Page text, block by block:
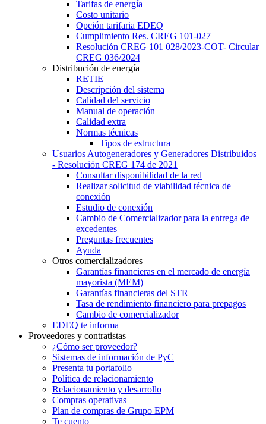
Tarifas de energía
Costo unitario
Opción tarifaria EDEQ
Cumplimiento Res. CREG 101-027
Resolución CREG 101 028/2023-COT- Circular
CREG 036/2024
Distribución de energía
RETIE
Descripción del sistema
Calidad del servicio
Manual de operación
Calidad extra
Normas técnicas
Tipos de estructura
Usuarios Autogeneradores y Generadores Distribuidos
- Resolución CREG 174 de 2021
Consultar disponibilidad de la red
Realizar solicitud de viabilidad técnica de
conexión
Estudio de conexión
Cambio de Comercializador para la entrega de
excedentes
Preguntas frecuentes
Ayuda
Otros comercializadores
Garantías financieras en el mercado de energía
mayorista (MEM)
Garantías financieras del STR
Tasa de rendimiento financiero para prepagos
Cambio de comercializador
EDEQ te informa
Proveedores y contratistas
¿Cómo ser proveedor?
Sistemas de información de PyC
Presenta tu portafolio
Política de relacionamiento
Relacionamiento y desarrollo
Compras operativas
Plan de compras de Grupo EPM
Te cuento